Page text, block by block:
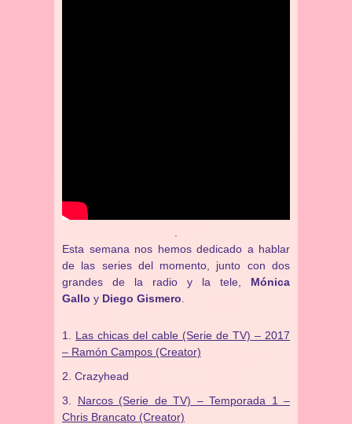
Esta semana nos hemos dedicado a hablar
de las series del momento, junto con dos
grandes de la radio y la tele, Mónica
Gallo y Diego Gismero
Las chicas del cable (Serie de TV) – 2017
– Ramón Campos (Creator)
Crazyhead
Narcos (Serie de TV) – Temporada 1 –
Chris Brancato (Creator)